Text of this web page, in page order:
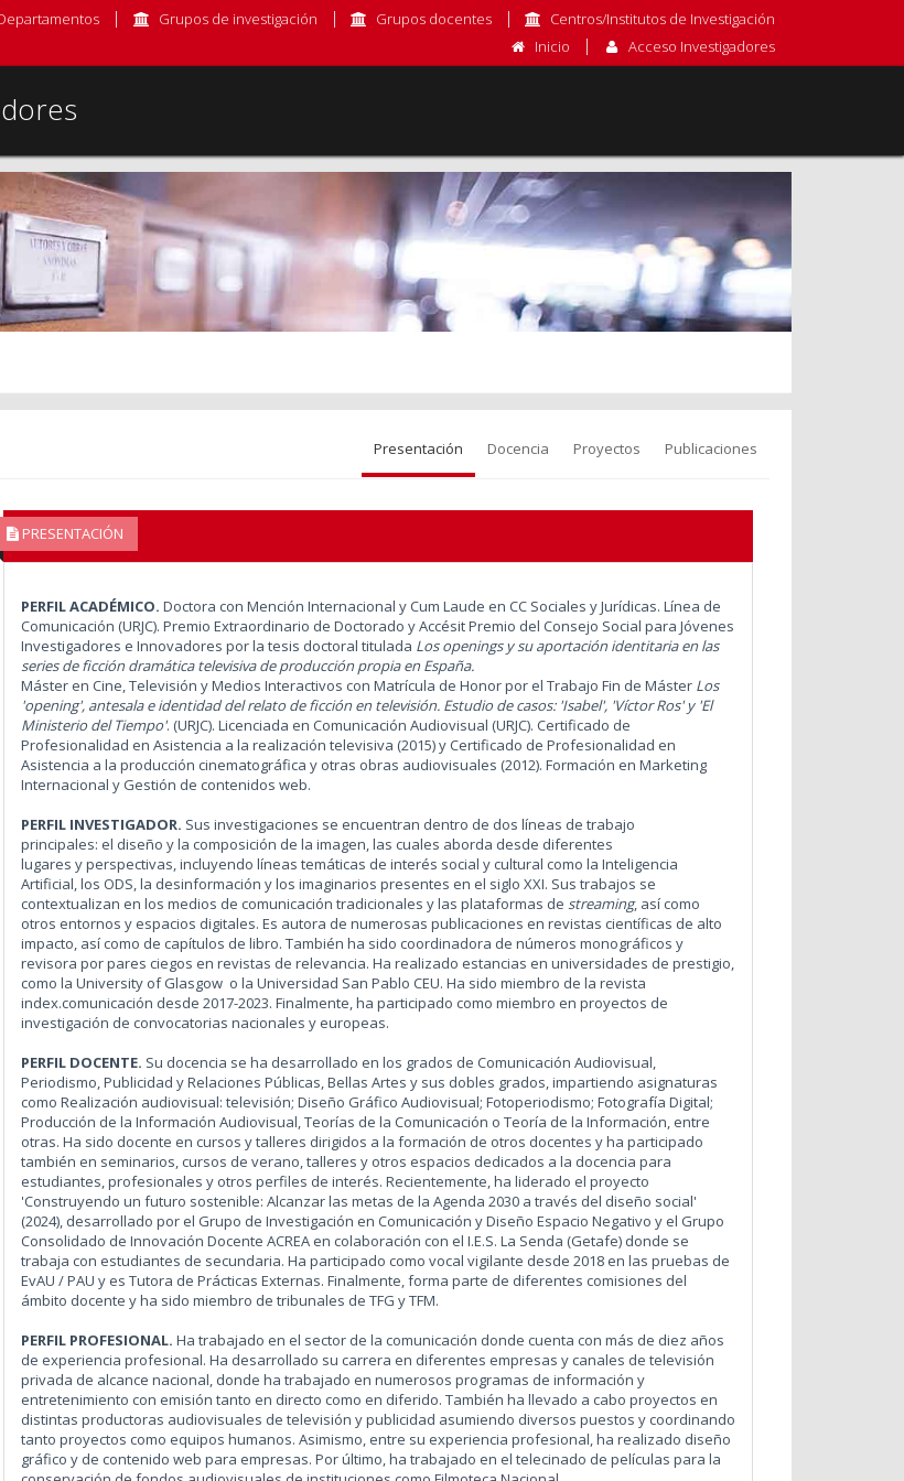
Grupos de investigación Grupos docentes
Centros/Institutos de Investigación
Inicio
Acceso Investigadores
Presentación Docencia Proyectos Publicaciones
PRESENTACIÓN
PERFIL ACADÉMICO. Doctora con Mención Internacional y Cum Laude en CC Sociales y Jurídicas. Línea de
Comunicación (URJC). Premio Extraordinario de Doctorado y Accésit Premio del Consejo Social para Jóvenes
Investigadores e Innovadores por la tesis doctoral titulada Los openings y su aportación identitaria en las
series de ficción dramática televisiva de producción propia en España.
Máster en Cine, Televisión y Medios Interactivos con Matrícula de Honor por el Trabajo Fin de Máster Los
'opening', antesala e identidad del relato de ficción en televisión. Estudio de casos: 'Isabel', 'Víctor Ros' y 'El
Ministerio del Tiempo'. (URJC). Licenciada en Comunicación Audiovisual (URJC). Certificado de
Profesionalidad en Asistencia a la realización televisiva (2015) y Certificado de Profesionalidad en
Asistencia a la producción cinematográfica y otras obras audiovisuales (2012). Formación en Marketing
Internacional y Gestión de contenidos web.
PERFIL INVESTIGADOR. Sus investigaciones se encuentran dentro de dos líneas de trabajo
principales: el diseño y la composición de la imagen, las cuales aborda desde diferentes
lugares y perspectivas, incluyendo líneas temáticas de interés social y cultural como la Inteligencia
Artificial, los ODS, la desinformación y los imaginarios presentes en el siglo XXI. Sus trabajos se
contextualizan en los medios de comunicación tradicionales y las plataformas de streaming, así como
otros entornos y espacios digitales. Es autora de numerosas publicaciones en revistas científicas de alto
impacto, así como de capítulos de libro. También ha sido coordinadora de números monográficos y
revisora por pares ciegos en revistas de relevancia. Ha realizado estancias en universidades de prestigio,
como la University of Glasgow o la Universidad San Pablo CEU. Ha sido miembro de la revista
index.comunicación desde 2017-2023. Finalmente, ha participado como miembro en proyectos de
investigación de convocatorias nacionales y europeas.
PERFIL DOCENTE. Su docencia se ha desarrollado en los grados de Comunicación Audiovisual,
Periodismo, Publicidad y Relaciones Públicas, Bellas Artes y sus dobles grados, impartiendo asignaturas
como Realización audiovisual: televisión; Diseño Gráfico Audiovisual; Fotoperiodismo; Fotografía Digital;
Producción de la Información Audiovisual, Teorías de la Comunicación o Teoría de la Información, entre
otras. Ha sido docente en cursos y talleres dirigidos a la formación de otros docentes y ha participado
también en seminarios, cursos de verano, talleres y otros espacios dedicados a la docencia para
estudiantes, profesionales y otros perfiles de interés. Recientemente, ha liderado el proyecto
'Construyendo un futuro sostenible: Alcanzar las metas de la Agenda 2030 a través del diseño social'
(2024), desarrollado por el Grupo de Investigación en Comunicación y Diseño Espacio Negativo y el Grupo
Consolidado de Innovación Docente ACREA en colaboración con el I.E.S. La Senda (Getafe) donde se
trabaja con estudiantes de secundaria. Ha participado como vocal vigilante desde 2018 en las pruebas de
EvAU / PAU y es Tutora de Prácticas Externas. Finalmente, forma parte de diferentes comisiones del
ámbito docente y ha sido miembro de tribunales de TFG y TFM.
PERFIL PROFESIONAL. Ha trabajado en el sector de la comunicación donde cuenta con más de diez años
de experiencia profesional. Ha desarrollado su carrera en diferentes empresas y canales de televisión
privada de alcance nacional, donde ha trabajado en numerosos programas de información y
entretenimiento con emisión tanto en directo como en diferido. También ha llevado a cabo proyectos en
distintas productoras audiovisuales de televisión y publicidad asumiendo diversos puestos y coordinando
tanto proyectos como equipos humanos. Asimismo, entre su experiencia profesional, ha realizado diseño
gráfico y de contenido web para empresas. Por último, ha trabajado en el telecinado de películas para la